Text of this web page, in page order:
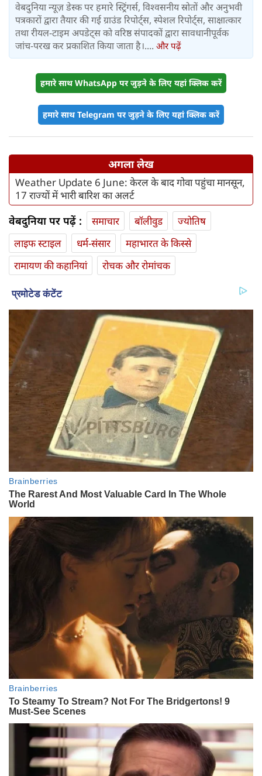
वेबदुनिया न्यूज़ डेस्क पर हमारे स्ट्रिंगर्स, विश्वसनीय स्रोतों और अनुभवी
पत्रकारों द्वारा तैयार की गई ग्राउंड रिपोर्ट्स, स्पेशल रिपोर्ट्स, साक्षात्कार
तथा रीयल-टाइम अपडेट्स को वरिष्ठ संपादकों द्वारा सावधानीपूर्वक
जांच-परख कर प्रकाशित किया जाता है।.... और पढ़ें
हमारे साथ WhatsApp पर जुड़ने के लिए यहां क्लिक करें
हमारे साथ Telegram पर जुड़ने के लिए यहां क्लिक करें
अगला लेख
Weather Update 6 June: केरल के बाद गोवा पहुंचा मानसून,
17 राज्यों में भारी बारिश का अलर्ट
वेबदुनिया पर पढ़ें : समाचार बॉलीवुड
ज्योतिष
लाइफ स्‍टाइल
धर्म-संसार
महाभारत के किस्से
रामायण की कहानियां
रोचक और रोमांचक